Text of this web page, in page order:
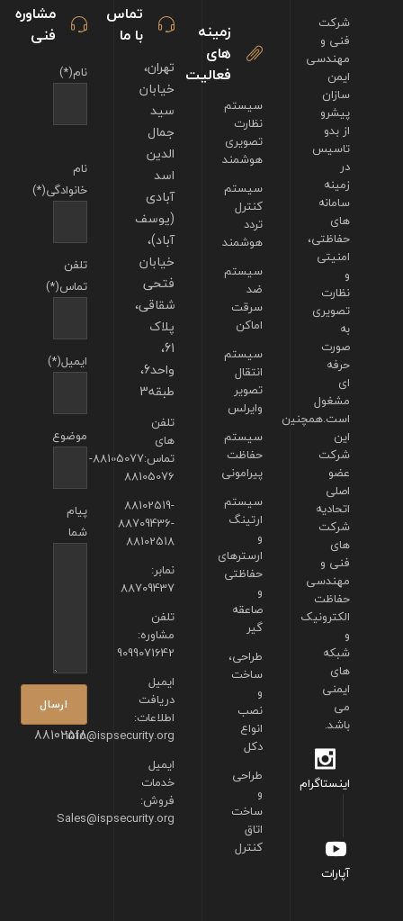
مشاوره
فنی
نام(*)
نام
خانوادگی(*)
تلفن
تماس(*)
ایمیل(*)
موضوع
پیام
شما
88102518
تماس
با ما
تهران،
خیابان
سید
جمال
الدین
اسد
آبادی
(یوسف
آباد)،
خیابان
فتحی
شقاقی،
پلاک
61،
واحد6،
طبقه3
تلفن
های
تماس:88105077-
88105076
88102519-
88709436-
88102518
نمابر:
88709437
تلفن
مشاوره:
9099071642
ایمیل
دریافت
اطلاعات:
info@ispsecurity.org
ایمیل
خدمات
فروش:
Sales@ispsecurity.org
زمینه
های
فعالیت
سیستم
نظارت
تصویری
هوشمند
سیستم
کنترل
تردد
هوشمند
سیستم
ضد
سرقت
اماکن
سیستم
انتقال
تصویر
وایرلس
سیستم
حفاظت
پیرامونی
سیستم
ارتینگ
و
ارسترهای
حفاظتی
و
صاعقه
گیر
طراحی،
ساخت
و
نصب
انواع
دکل
طراحی
و
ساخت
اتاق
کنترل
شرکت
فنی و
مهندسی
ایمن
سازان
پیشرو
از بدو
تاسیس
در
زمینه
سامانه
های
حفاظتی،
امنیتی
و
نظارت
تصویری
به
صورت
حرفه
ای
مشغول
است.همچنین
این
شرکت
عضو
اصلی
اتحادیه
شرکت
های
فنی و
مهندسی
حفاظت
الکترونیک
و
شبکه
های
ایمنی
می
باشد.
اینستاگرام
آپارات